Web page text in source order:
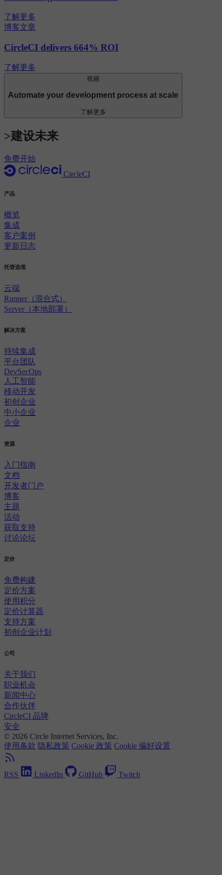
了解更多
博客文章
CircleCI delivers 664% ROI
了解更多
视频
Automate your development process at scale
了解更多
>建设未来
免费开始
CircleCI
产品
概览
集成
客户案例
更新日志
托管选项
云端
Runner（混合式）
Server（本地部署）
解决方案
持续集成
平台团队
DevSecOps
人工智能
移动开发
初创企业
中小企业
企业
资源
入门指南
文档
开发者门户
博客
主题
活动
获取支持
讨论论坛
定价
免费构建
定价方案
使用积分
定价计算器
支持方案
初创企业计划
公司
关于我们
职业机会
新闻中心
合作伙伴
CircleCI 品牌
安全
© 2026 Circle Internet Services, Inc.
使用条款 隐私政策 Cookie 政策 Cookie 偏好设置
RSS LinkedIn GitHub Twitch